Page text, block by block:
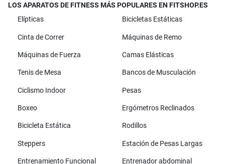
LOS APARATOS DE FITNESS MÁS POPULARES EN FITSHOP.ES
Elípticas
Bicicletas Estáticas
Cinta de Correr Máquinas de Remo
Máquinas de Fuerza Camas Elásticas
Tenis de Mesa Bancos de Musculación
Ciclismo Indoor Pesas
Boxeo Ergómetros Reclinados
Bicicleta Estática Rodillos
Steppers Estación de Pesas Largas
Entrenamiento Funcional Entrenador abdominal